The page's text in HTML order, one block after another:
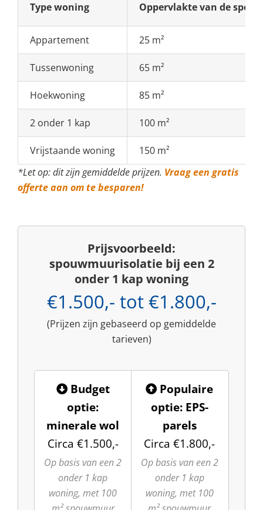
Type woning Oppervlakte van de
Appartement 25 m²
Tussenwoning 65 m²
Hoekwoning 85 m²
2 onder 1 kap 100 m²
Vrijstaande woning
150 m²
*Let op: dit zijn gemiddelde prijzen. Vraag een gratis
offerte aan om te besparen!
Prijsvoorbeeld:
spouwmuurisolatie bij een 2
onder 1 kap woning
€1.500,- tot €1.800,-
(Prijzen zijn gebaseerd op gemiddelde
tarieven)
Budget
optie:
minerale wol
Circa €1.500,-
Op basis van een 2
onder 1 kap
woning, met 100
Populaire
optie: EPS-
parels
Circa €1.800,-
Op basis van een 2
onder 1 kap
woning, met 100